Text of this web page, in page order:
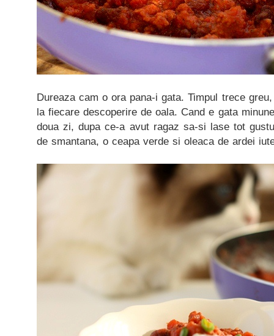
Dureaza cam o ora pana-i gata. Timpul trece
la fiecare descoperire de oala. Cand e gata
doua zi, dupa ce-a avut ragaz sa-si lase tot
de smantana, o ceapa verde si oleaca de ardei